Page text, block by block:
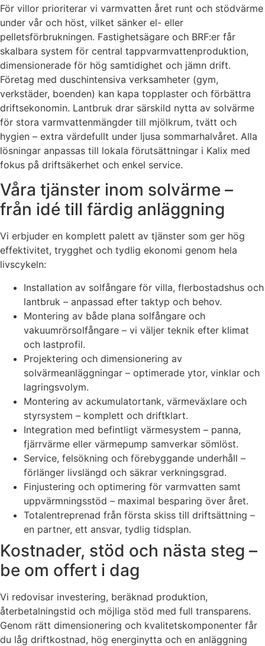
För villor prioriterar vi varmvatten året runt och stödvärme
under vår och höst, vilket sänker el- eller
pelletsförbrukningen. Fastighetsägare och BRF:er får
skalbara system för central tappvarmvattenproduktion,
dimensionerade för hög samtidighet och jämn drift.
Företag med duschintensiva verksamheter (gym,
verkstäder, boenden) kan kapa topplaster och förbättra
driftsekonomin. Lantbruk drar särskild nytta av solvärme
för stora varmvattenmängder till mjölkrum, tvätt och
hygien – extra värdefullt under ljusa sommarhalvåret. Alla
lösningar anpassas till lokala förutsättningar i Kalix med
fokus på driftsäkerhet och enkel service.
Våra tjänster inom solvärme –
från idé till färdig anläggning
Vi erbjuder en komplett palett av tjänster som ger hög
effektivitet, trygghet och tydlig ekonomi genom hela
livscykeln:
Installation av solfångare för villa, flerbostadshus och
lantbruk – anpassad efter taktyp och behov.
Montering av både plana solfångare och
vakuumrörsolfångare – vi väljer teknik efter klimat
och lastprofil.
Projektering och dimensionering av
solvärmeanläggningar – optimerade ytor, vinklar och
lagringsvolym.
Montering av ackumulatortank, värmeväxlare och
styrsystem – komplett och driftklart.
Integration med befintligt värmesystem – panna,
fjärrvärme eller värmepump samverkar sömlöst.
Service, felsökning och förebyggande underhåll –
förlänger livslängd och säkrar verkningsgrad.
Finjustering och optimering för varmvatten samt
uppvärmningsstöd – maximal besparing över året.
Totalentreprenad från första skiss till driftsättning –
en partner, ett ansvar, tydlig tidsplan.
Kostnader, stöd och nästa steg –
be om offert i dag
Vi redovisar investering, beräknad produktion,
återbetalningstid och möjliga stöd med full transparens.
Genom rätt dimensionering och kvalitetskomponenter får
du låg driftkostnad, hög energinytta och en anläggning